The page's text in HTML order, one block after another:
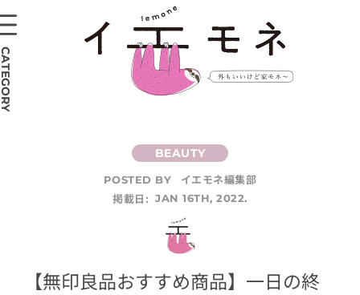
POSTED BY
イエモネ編集部
掲載日: JAN 16TH, 2022.
【無印良品おすすめ商品】一日の終